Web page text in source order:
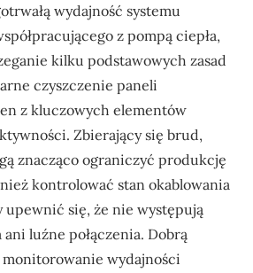
wydajność systemu
z pompą ciepła,
kilku podstawowych zasad
czyszczenie paneli
z kluczowych elementów
Zbierający się brud,
znacząco ograniczyć produkcję
kontrolować stan okablowania
upewnić się, że nie występują
luźne połączenia. Dobrą
wydajności